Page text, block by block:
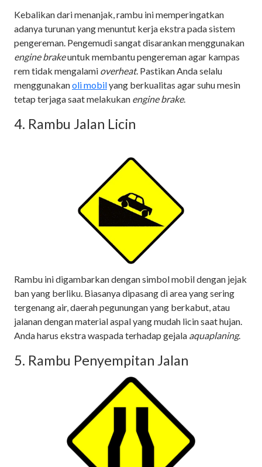
Kebalikan dari menanjak, rambu ini memperingatkan
adanya turunan yang menuntut kerja ekstra pada sistem
pengereman. Pengemudi sangat disarankan menggunakan
engine brakeuntuk membantu pengereman agar kampas
rem tidak mengalami overheat. Pastikan Anda selalu
menggunakanoli mobilyang berkualitas agar suhu mesin
tetap terjaga saat melakukan engine brake.
4. Rambu Jalan Licin
Rambu ini digambarkan dengan simbol mobil dengan jejak
ban yang berliku. Biasanya dipasang di area yang sering
tergenang air, daerah pegunungan yang berkabut, atau
jalanan dengan material aspal yang mudah licin saat hujan.
Anda harus ekstra waspada terhadap gejala aquaplaning.
5. Rambu Penyempitan Jalan